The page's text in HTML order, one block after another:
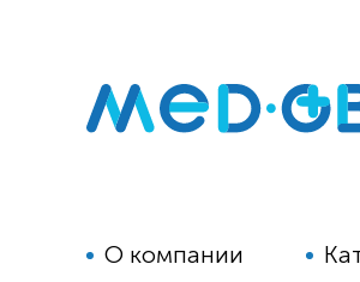
О компании